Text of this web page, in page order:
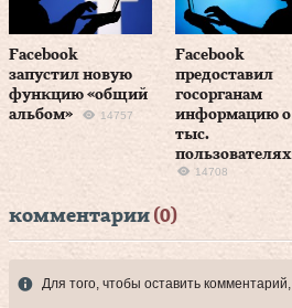
Facebook
запустил новую
функцию «общий
альбом»
14757
Facebook
предоставил
госорганам
информацию о
тыс.
пользователях
14708
комментарии (0)
Для того, чтобы оставить